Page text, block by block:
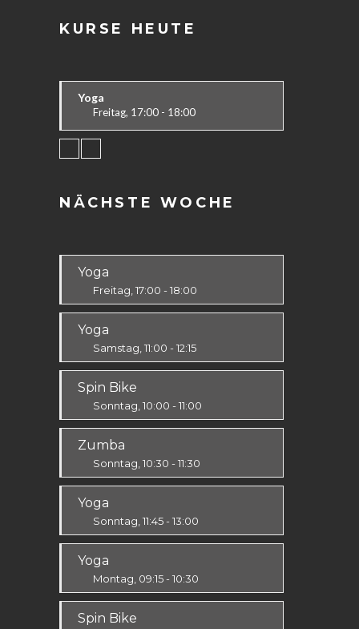
KURSE HEUTE
Yoga
Freitag, 17:00 - 18:00
NÄCHSTE WOCHE
Yoga
Freitag, 17:00 - 18:00
Körper & Geist
Alle
Yoga
Samstag, 11:00 - 12:15
Körper & Geist
Alle
Spin Bike
Sonntag, 10:00 - 11:00
Alle
Zumba
Sonntag, 10:30 - 11:30
Ausdauer & Kraft
Alle
Yoga
Sonntag, 11:45 - 13:00
Körper & Geist
Alle
Yoga
Montag, 09:15 - 10:30
Körper & Geist
Alle
Spin Bike